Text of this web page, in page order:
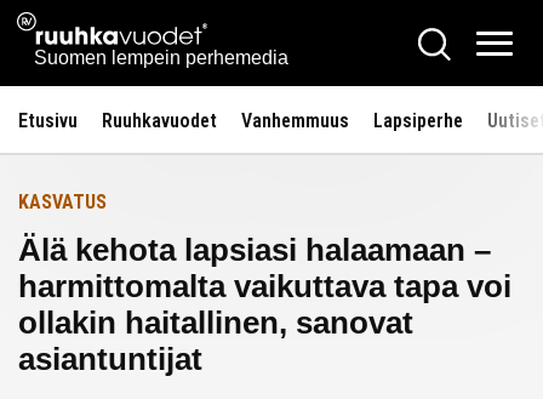
Siirry
sisältöön
Ruuhkavuodet.fi
Suomen lempein perhemedia
Hae
Etusivu Ruuhkavuodet Vanhemmuus Lapsiperhe
Etusivulle
KASVATUS
Älä kehota lapsiasi halaamaan –
harmittomalta vaikuttava tapa voi
ollakin haitallinen, sanovat
asiantuntijat